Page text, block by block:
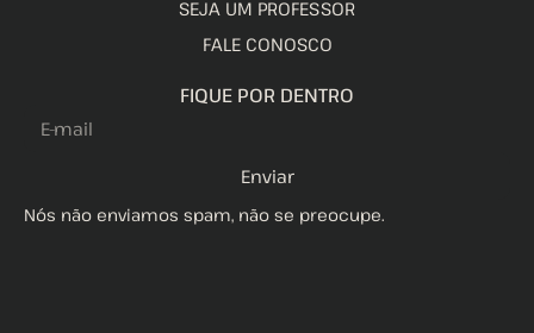
SEJA UM PROFESSOR
FALE CONOSCO
FIQUE POR DENTRO
Enviar
Nós não enviamos spam, não se preocupe.